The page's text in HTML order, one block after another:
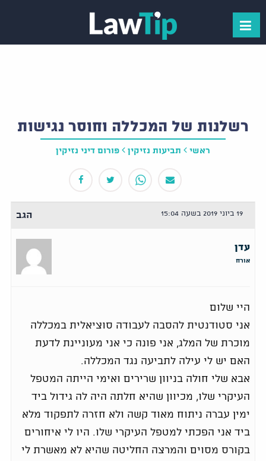
רשלנות של המכללה וחוסר נגישות
ראשי תביעות נזיקין פורום דיני נזיקין
19 ביוני 2019 בשעה 15:04 הגב
עדן
אורח
היי שלום
אני סטודנטית להסבה לעבודה סוציאלית במכללה
מוכרת של המלג, אני פונה כי אני מעוניינת לדעת
האם יש לי עילה לתביעה נגד המכללה.
אבא שלי חולה בניוון שרירים ואימי הייתה המטפל
העיקרי שלו, מכיוון שהיא חלתה היה לה גידול ביד
ימין עברה ניתוח מאוד קשה ולא חזרה לתפקוד מלא
ביד אני הפכתי למטפל העיקרי שלו. היו לי איחורים
בקורס מסוים והמרצה החליטה שהיא לא מאשרת לי